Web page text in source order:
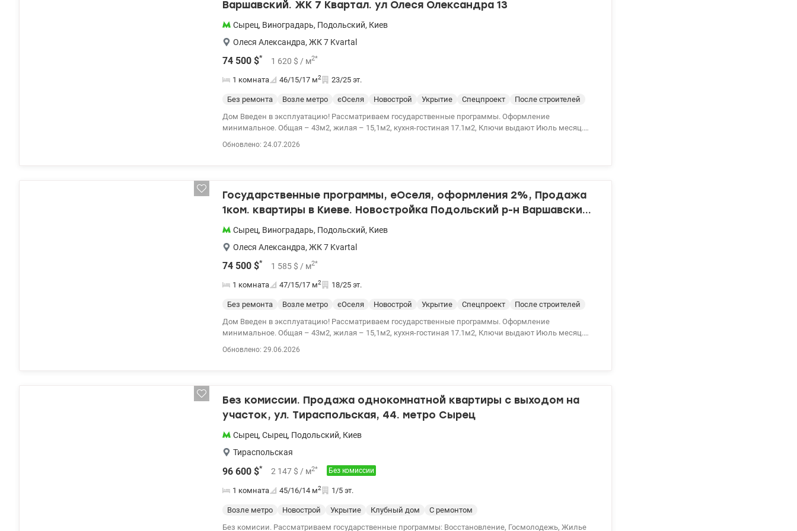
Варшавский. ЖК 7 Квартал. ул Олеся Олександра 13
Сырец, Виноградарь, Подольский, Киев
Олеся Александра, ЖК 7 Kvartal
74 500 $* 1 620 $ / м2*
1 комната 46/15/17 м2 23/25 эт.
Без ремонта Возле метро єОселя Новострой Укрытие Спецпроект
После строителей
Дом Введен в эксплуатацию! Рассматриваем государственные программы. Оформление
минимальное. Общая – 43м2, жилая – 15,1м2, кухня-гостиная 17.1м2, Ключи выдают Июль месяц.
Обновлено: 24.07.2026
Государственные программы, еОселя, оформления 2%, Продажа
1ком. квартиры в Киеве. Новостройка Подольский р-н Варшавский.
ЖК 7 Квартал.
Сырец, Виноградарь, Подольский, Киев
Олеся Александра, ЖК 7 Kvartal
74 500 $* 1 585 $ / м2*
1 комната 47/15/17 м2 18/25 эт.
Без ремонта Возле метро єОселя Новострой Укрытие Спецпроект
После строителей
Дом Введен в эксплуатацию! Рассматриваем государственные программы. Оформление
минимальное. Общая – 43м2, жилая – 15,1м2, кухня-гостиная 17.1м2, Ключи выдают Июль месяц.
Обновлено: 29.06.2026
Без комиссии. Продажа однокомнатной квартиры с выходом на
участок, ул. Тираспольская, 44. метро Сырец
Сырец, Сырец, Подольский, Киев
Тираспольская
96 600 $* 2 147 $ / м2* Без комиссии
1 комната 45/16/14 м2 1/5 эт.
Возле метро Новострой Укрытие Клубный дом
С ремонтом
Без комисии. Рассматриваем государственные программы: Восстановление, Госмолодежь, Жилье